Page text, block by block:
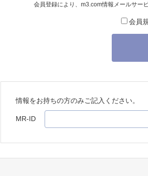
会員登録により、 m3.com情報メールサー
会員
情報をお持ちの方のみご記入ください。
MR-ID